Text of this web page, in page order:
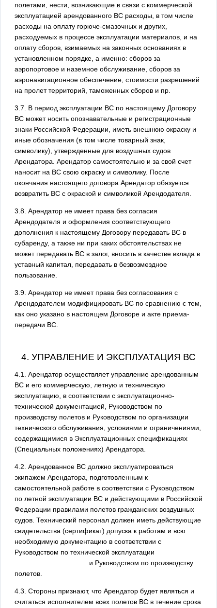
полетами, нести, возникающие в связи с коммерческой
эксплуатацией арендованного ВС расходы, в том числе
расходы на оплату горюче-смазочных и других,
расходуемых в процессе эксплуатации материалов, и на
оплату сборов, взимаемых на законных основаниях в
установленном порядке, а именно: сборов за
аэропортовое и наземное обслуживание, сборов за
аэронавигационное обеспечение, стоимости разрешений
на пролет территорий, таможенных сборов и пр.
3.7. В период эксплуатации ВС по настоящему Договору
ВС может носить опознавательные и регистрационные
знаки Российской Федерации, иметь внешнюю окраску и
иные обозначения (в том числе товарный знак,
символику), утвержденные для воздушных судов
Арендатора. Арендатор самостоятельно и за свой счет
наносит на ВС свою окраску и символику. После
окончания настоящего договора Арендатор обязуется
возвратить ВС с окраской и символикой Арендодателя.
3.8. Арендатор не имеет права без согласия
Арендодателя и оформления соответствующего
дополнения к настоящему Договору передавать ВС в
субаренду, а также ни при каких обстоятельствах не
может передавать ВС в залог, вносить в качестве вклада в
уставный капитал, передавать в безвозмездное
пользование.
3.9. Арендатор не имеет права без согласования с
Арендодателем модифицировать ВС по сравнению с тем,
как оно указано в настоящем Договоре и акте приема-
передачи ВС.
4. УПРАВЛЕНИЕ И ЭКСПЛУАТАЦИЯ ВС
4.1. Арендатор осуществляет управление арендованным
ВС и его коммерческую, летную и техническую
эксплуатацию, в соответствии с эксплуатационно-
технической документацией, Руководством по
производству полетов и Руководством по организации
технического обслуживания, условиями и ограничениями,
содержащимися в Эксплуатационных спецификациях
(Специальных положениях) Арендатора.
4.2. Арендованное ВС должно эксплуатироваться
экипажем Арендатора, подготовленным к
самостоятельной работе в соответствии с Руководством
по летной эксплуатации ВС и действующими в Российской
Федерации правилами полетов гражданских воздушных
судов. Технический персонал должен иметь действующие
свидетельства (сертификат) допуска к работам и всю
необходимую документацию в соответствии с
Руководством по технической эксплуатации
и Руководством по производству
полетов.
4.3. Стороны признают, что Арендатор будет являться и
считаться исполнителем всех полетов ВС в течение срока